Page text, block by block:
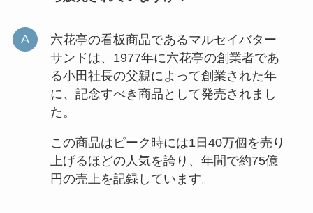
インカのめざめはどこで買える？
スーパーや成城石井で売ってる？
北海道ではどこで手に入る？
ブルボン プチ販売終了の噂は本
当？歴代の味の種類は？
六花亭の看板商品であるマルセイバター
サンドは、1977年に六花亭の創業者であ
る小田社長の父親によって創業された年
に、記念すべき商品として発売されまし
た。
この商品はピーク時には1日40万個を売り
上げるほどの人気を誇り、年間で約75億
円の売上を記録しています。